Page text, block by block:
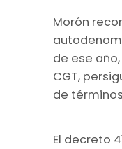
Morón
de ese
CGT,
de
El decreto